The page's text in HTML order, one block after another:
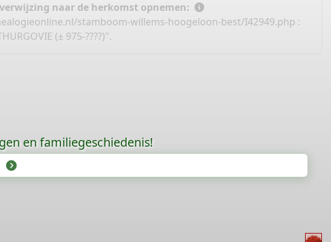
naar de herkomst opnemen:
stamboom-willems-hoogeloon-best/I42949.php :
(± 975-????)".
en familiegeschiedenis!